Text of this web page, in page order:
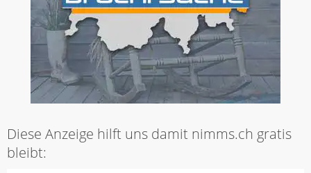
Diese Anzeige hilft uns damit nimms.ch gratis
bleibt: